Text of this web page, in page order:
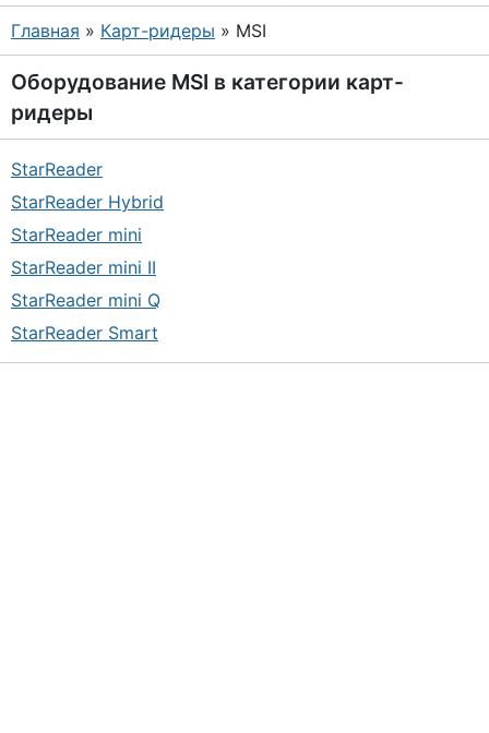
Главная » Карт-ридеры » MSI
Оборудование MSI в категории карт-
ридеры
StarReader
StarReader Hybrid
StarReader mini
StarReader mini II
StarReader mini Q
StarReader Smart